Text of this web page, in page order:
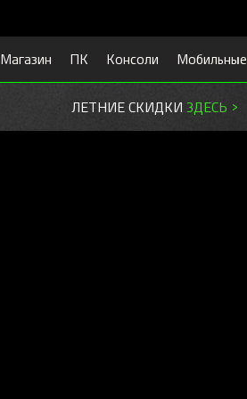
Магазин ПК Консоли Мобильные
ЛЕТНИЕ СКИДКИ ЗДЕСЬ >